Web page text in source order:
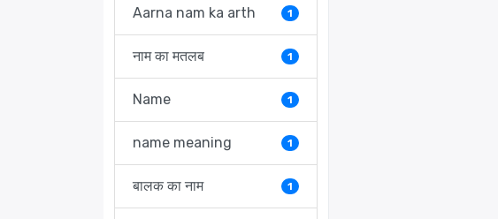
Aarna nam ka arth 1
नाम का मतलब 1
Name 1
name meaning 1
बालक का नाम 1